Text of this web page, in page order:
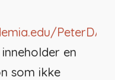
en
som ikke